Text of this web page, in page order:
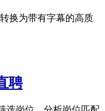
换为带有字幕的高质
聘